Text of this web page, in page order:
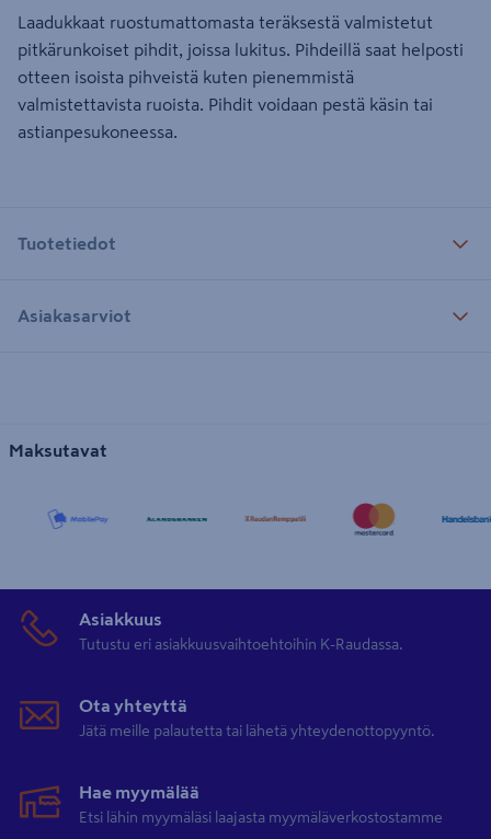
Laadukkaat ruostumattomasta teräksestä valmistetut
pitkärunkoiset pihdit, joissa lukitus. Pihdeillä saat helposti
otteen isoista pihveistä kuten pienemmistä
valmistettavista ruoista. Pihdit voidaan pestä käsin tai
astianpesukoneessa.
Tuotetiedot
Asiakasarviot
Maksutavat
Asiakkuus
Tutustu eri asiakkuusvaihtoehtoihin K-Raudassa.
Ota yhteyttä
Jätä meille palautetta tai lähetä yhteydenottopyyntö.
Hae myymälää
Etsi lähin myymäläsi laajasta myymäläverkostostamme